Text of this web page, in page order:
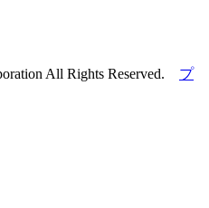
All Rights Reserved. プ